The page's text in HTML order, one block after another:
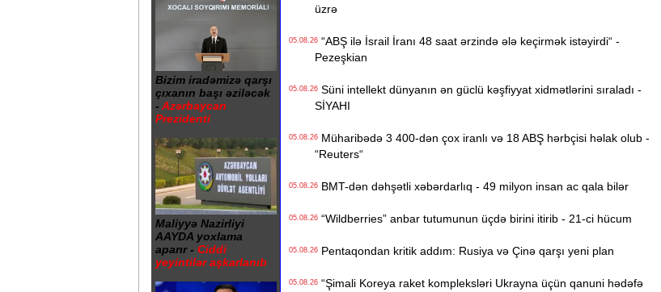
Bizim iradəmizə qarşı
çıxanın başı əziləcək
- Azərbaycan
Prezidenti
Maliyyə Nazirliyi
AAYDA yoxlama
aparır - Ciddi
yeyintilər aşkarlanıb
üzrə
05.08.26“ABŞ ilə İsrail İranı 48 saat ərzində ələ keçirmək istəyirdi“ -
Pezeşkian
05.08.26Süni intellekt dünyanın ən güclü kəşfiyyat xidmətlərini sıraladı -
SİYAHI
05.08.26Müharibədə 3 400-dən çox iranlı və 18 ABŞ hərbçisi həlak olub -
“Reuters“
05.08.26BMT-dən dəhşətli xəbərdarlıq - 49 milyon insan ac qala bilər
05.08.26“Wildberries” anbar tutumunun üçdə birini itirib - 21-ci hücum
05.08.26Pentaqondan kritik addım: Rusiya və Çinə qarşı yeni plan
05.08.26“Şimali Koreya raket kompleksləri Ukrayna üçün qanuni hədəfə